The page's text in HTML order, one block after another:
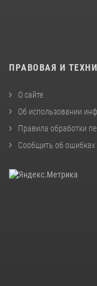
ПРАВОВАЯ И
О сайте
Об использовании
Правила обработки
Сообщить об ошибках